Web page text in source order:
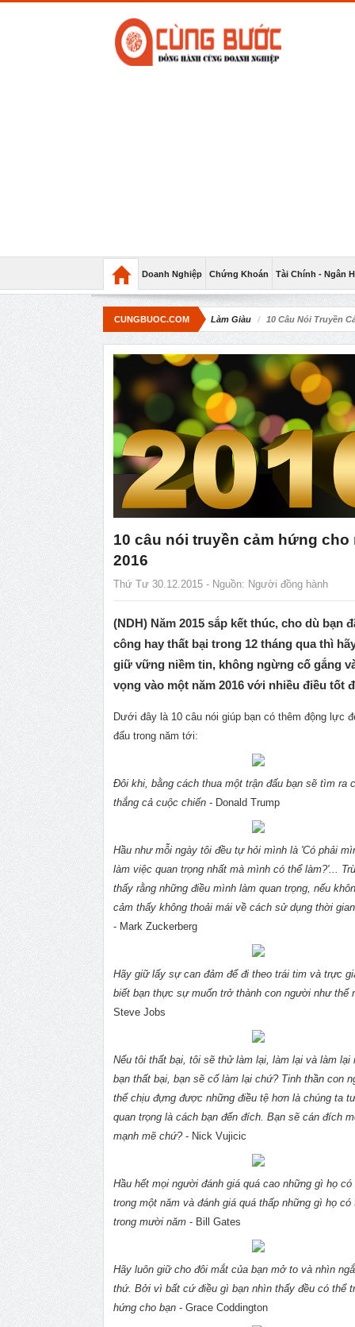
Doanh Nghiệp Chứng Khoán Tài Chính - Ngân
CUNGBUOC.COM Làm Giàu 10 Câu Nói Truyền
10 câu nói truyền cảm hứng cho
2016
Thứ Tư 30.12.2015 - Nguồn: Người đồng hành
(NDH) Năm 2015 sắp kết thúc, cho dù bạn
công hay thất bại trong 12 tháng qua thì
giữ vững niềm tin, không ngừng cố gắng
vọng vào một năm 2016 với nhiều điều tốt
Dưới đây là 10 câu nói giúp bạn có thêm động lực
đấu trong năm tới:
Đôi khi, bằng cách thua một trận đấu bạn sẽ tìm ra
thắng cả cuộc chiến - Donald Trump
Hầu như mỗi ngày tôi đều tự hỏi mình là 'Có phải
làm việc quan trọng nhất mà mình có thể làm?'...
thấy rằng những điều mình làm quan trọng, nếu
cảm thấy không thoải mái về cách sử dụng thời
- Mark Zuckerberg
Hãy giữ lấy sự can đảm để đi theo trái tim và trực
biết bạn thực sự muốn trở thành con người như thế
Steve Jobs
Nếu tôi thất bại, tôi sẽ thử làm lại, làm lại và làm lại
bạn thất bại, bạn sẽ cố làm lại chứ? Tinh thần con
thể chịu đựng được những điều tệ hơn là chúng ta
quan trọng là cách bạn đến đích. Bạn sẽ cán đích
mạnh mẽ chứ?- Nick Vujicic
Hầu hết mọi người đánh giá quá cao những gì họ có
trong một năm và đánh giá quá thấp những gì họ có
trong mười năm - Bill Gates
Hãy luôn giữ cho đôi mắt của bạn mở to và nhìn
thứ. Bởi vì bất cứ điều gì bạn nhìn thấy đều có thể
hứng cho bạn - Grace Coddington